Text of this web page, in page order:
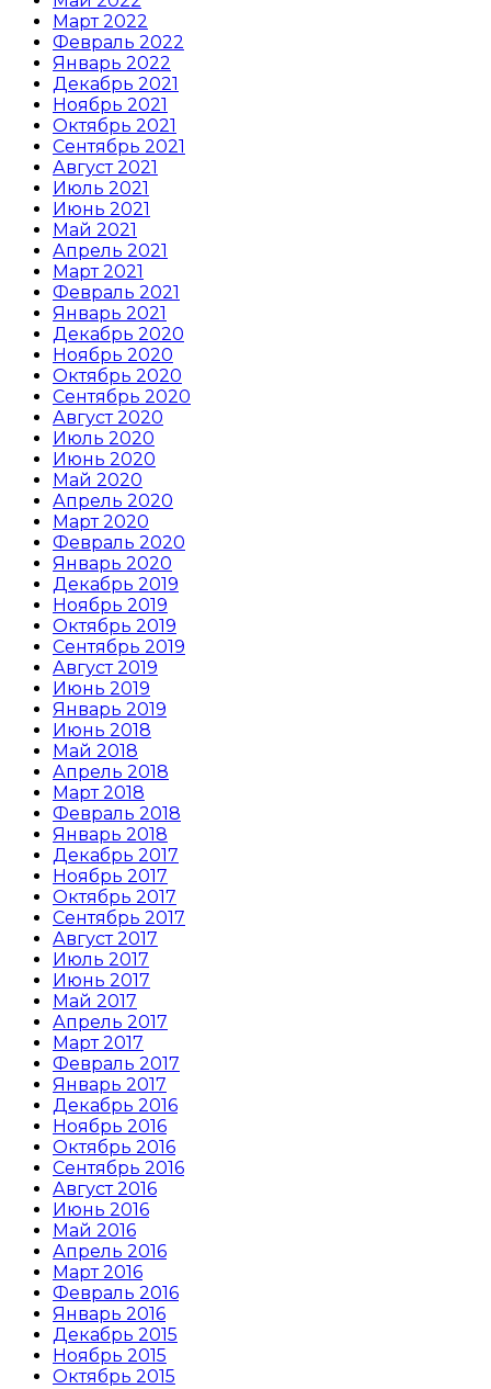
Март 2022
Февраль 2022
Январь 2022
Декабрь 2021
Ноябрь 2021
Октябрь 2021
Сентябрь 2021
Август 2021
Июль 2021
Июнь 2021
Май 2021
Апрель 2021
Март 2021
Февраль 2021
Январь 2021
Декабрь 2020
Ноябрь 2020
Октябрь 2020
Сентябрь 2020
Август 2020
Июль 2020
Июнь 2020
Май 2020
Апрель 2020
Март 2020
Февраль 2020
Январь 2020
Декабрь 2019
Ноябрь 2019
Октябрь 2019
Сентябрь 2019
Август 2019
Июнь 2019
Январь 2019
Июнь 2018
Май 2018
Апрель 2018
Март 2018
Февраль 2018
Январь 2018
Декабрь 2017
Ноябрь 2017
Октябрь 2017
Сентябрь 2017
Август 2017
Июль 2017
Июнь 2017
Май 2017
Апрель 2017
Март 2017
Февраль 2017
Январь 2017
Декабрь 2016
Ноябрь 2016
Октябрь 2016
Сентябрь 2016
Август 2016
Июнь 2016
Май 2016
Апрель 2016
Март 2016
Февраль 2016
Январь 2016
Декабрь 2015
Ноябрь 2015
Октябрь 2015